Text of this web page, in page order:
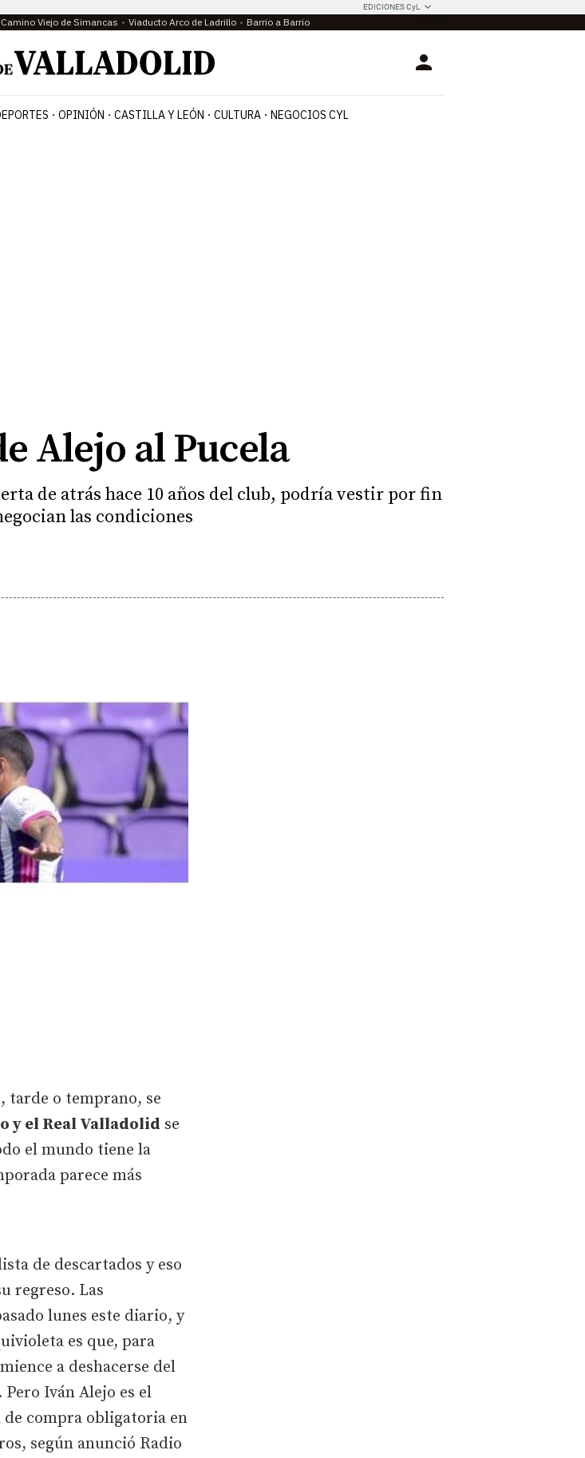
EDICIONES CyL
Camino Viejo de Simancas Viaducto Arco de Ladrillo Barrio a Barrio
Login
OPINIÓN CASTILLA Y LEÓN CULTURA NEGOCIOS CYL
Alejo al Pucela
de atrás hace 10 años del club, podría vestir por fin
las condiciones
tarde o temprano, se
y el Real Valladolid se
el mundo tiene la
parece más
de descartados y eso
regreso. Las
lunes este diario, y
es que, para
a deshacerse del
Iván Alejo es el
de compra obligatoria en
según anunció Radio